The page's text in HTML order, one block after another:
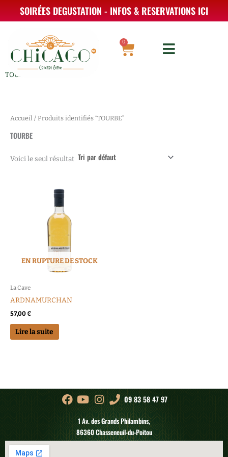
SOIRÉES DEGUSTATION - INFOS & RESERVATIONS ICI
0
Panier
TOURBE
Accueil / Produits identifiés “TOURBE”
TOURBE
Voici le seul résultat
EN RUPTURE DE STOCK
La Cave
ARDNAMURCHAN
57,00€
Lire la suite
09 83 58 47 97
1 Av. des Grands Philambins,
86360 Chasseneuil-du-Poitou